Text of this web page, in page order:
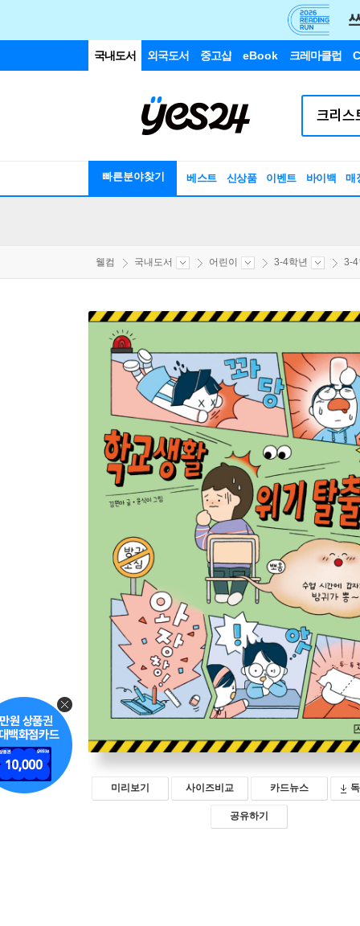
국내도서 외국도서 중고샵 eBook 크레마클럽
빠른분야찾기 베스트 신상품 이벤트 바이백 매
웰컴 국내도서 어린이 3-4학년 3-4
미리보기 사이즈비교 카드뉴스
공유하기